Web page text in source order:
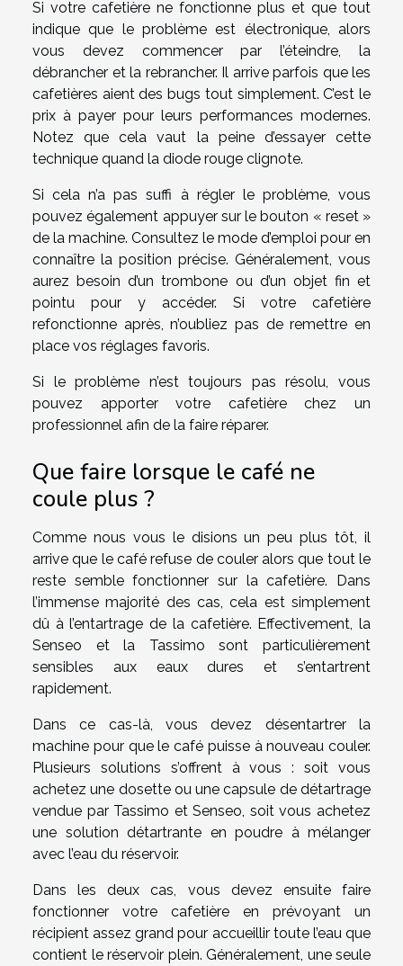
Si votre cafetière ne fonctionne plus et que tout
indique que le problème est électronique, alors
vous devez commencer par l’éteindre, la
débrancher et la rebrancher. Il arrive parfois que les
cafetières aient des bugs tout simplement. C’est le
prix à payer pour leurs performances modernes.
Notez que cela vaut la peine d’essayer cette
technique quand la diode rouge clignote.
Si cela n’a pas suffi à régler le problème, vous
pouvez également appuyer sur le bouton « reset »
de la machine. Consultez le mode d’emploi pour en
connaître la position précise. Généralement, vous
aurez besoin d’un trombone ou d’un objet fin et
pointu pour y accéder. Si votre cafetière
refonctionne après, n’oubliez pas de remettre en
place vos réglages favoris.
Si le problème n’est toujours pas résolu, vous
pouvez apporter votre cafetière chez un
professionnel afin de la faire réparer.
Que faire lorsque le café ne
coule plus ?
Comme nous vous le disions un peu plus tôt, il
arrive que le café refuse de couler alors que tout le
reste semble fonctionner sur la cafetière. Dans
l’immense majorité des cas, cela est simplement
dû à l’entartrage de la cafetière. Effectivement, la
Senseo et la Tassimo sont particulièrement
sensibles aux eaux dures et s’entartrent
rapidement.
Dans ce cas-là, vous devez désentartrer la
machine pour que le café puisse à nouveau couler.
Plusieurs solutions s’offrent à vous : soit vous
achetez une dosette ou une capsule de détartrage
vendue par Tassimo et Senseo, soit vous achetez
une solution détartrante en poudre à mélanger
avec l’eau du réservoir.
Dans les deux cas, vous devez ensuite faire
fonctionner votre cafetière en prévoyant un
récipient assez grand pour accueillir toute l’eau que
contient le réservoir plein. Généralement, une seule